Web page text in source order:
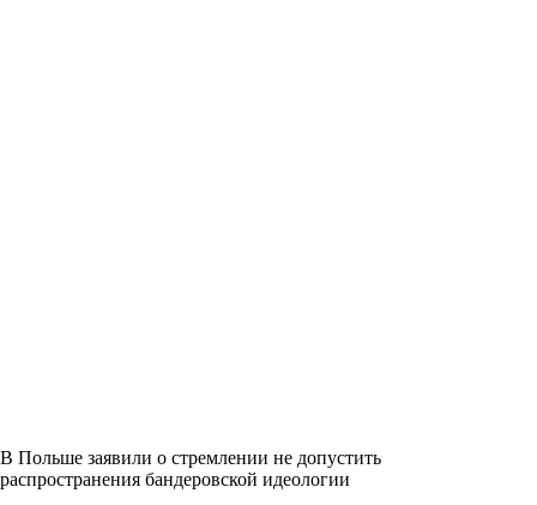
В Польше заявили о стремлении не допустить
распространения бандеровской идеологии